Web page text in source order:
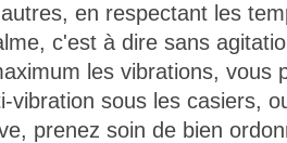
en respectant les
c'est à dire sans
les vibrations, vous
vibration sous les casiers,
prenez soin de bien